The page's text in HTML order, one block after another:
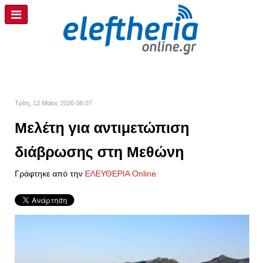
Τρίτη, 12 Μαϊος 2026 08:07
Μελέτη για αντιμετώπιση
διάβρωσης στη Μεθώνη
Γράφτηκε από την ΕΛΕΥΘΕΡΙΑ Online